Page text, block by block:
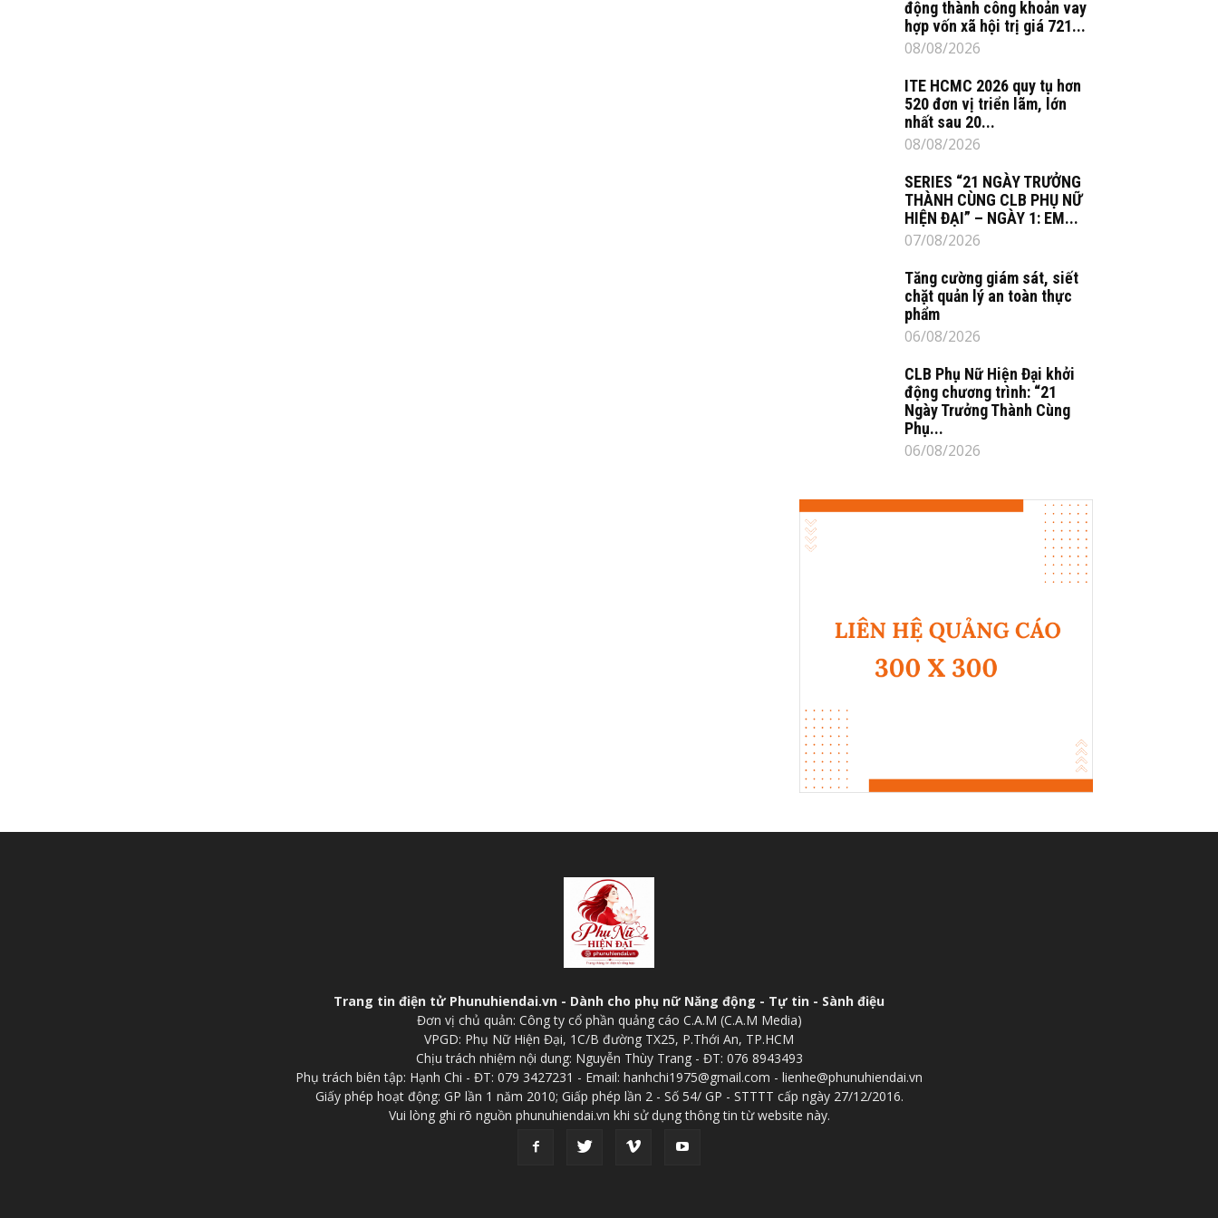
động thành công khoản vay
hợp vốn xã hội trị giá 721...
08/08/2026
ITE HCMC 2026 quy tụ hơn
520 đơn vị triển lãm, lớn
nhất sau 20...
08/08/2026
SERIES “21 NGÀY TRƯỞNG
THÀNH CÙNG CLB PHỤ NỮ
HIỆN ĐẠI” – NGÀY 1: EM...
07/08/2026
Tăng cường giám sát, siết
chặt quản lý an toàn thực
phẩm
06/08/2026
CLB Phụ Nữ Hiện Đại khởi
động chương trình: “21
Ngày Trưởng Thành Cùng
Phụ...
06/08/2026
Trang tin điện tử Phunuhiendai.vn - Dành cho phụ nữ Năng động - Tự tin - Sành điệu
Đơn vị chủ quản: Công ty cổ phần quảng cáo C.A.M (C.A.M Media)
VPGD: Phụ Nữ Hiện Đại, 1C/B đường TX25, P.Thới An, TP.HCM
Chịu trách nhiệm nội dung: Nguyễn Thùy Trang - ĐT: 076 8943493
Phụ trách biên tập: Hạnh Chi - ĐT: 079 3427231 - Email: hanhchi1975@gmail.com - lienhe@phunuhiendai.vn
Giấy phép hoạt động: GP lần 1 năm 2010; Giấp phép lần 2 - Số 54/ GP - STTTT cấp ngày 27/12/2016.
Vui lòng ghi rõ nguồn phunuhiendai.vn khi sử dụng thông tin từ website này.